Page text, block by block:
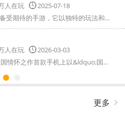
人在玩
2025-07-18
《决胜之心》是一款备受期待的手游，它以独特的玩法和精...
人在玩
2026-03-03
情怀之作首款手机上以&ldquo;国...
更多